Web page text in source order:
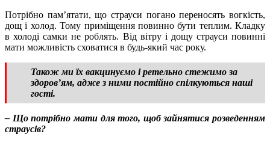
Потрібно пам’ятати, що страуси погано переносять вогкість,
дощ і холод. Тому приміщення повинно бути теплим. Кладку
в холоді самки не роблять. Від вітру і дощу страуси повинні
мати можливість сховатися в будь-який час року.
Також ми їх вакцинуємо і ретельно стежимо за
здоров’ям, адже з ними постійно спілкуються наші
гості.
– Що потрібно мати для того, щоб зайнятися розведенням
страусів?